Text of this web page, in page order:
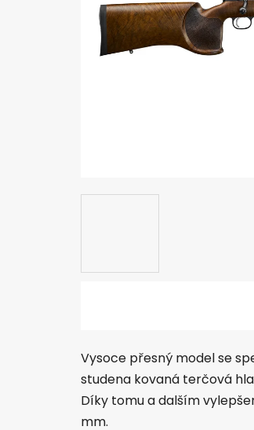
Vysoce přesný model se
studena kovaná terčová
Díky tomu a dalším
mm.